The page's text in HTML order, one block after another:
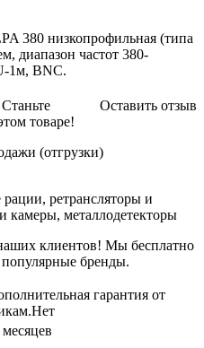
380 низкопрофильная (типа
диапазон частот 380-
1м, BNC.
Оставить отзыв
товаре!
(отгрузки)
ретрансляторы и
камеры, металлодетекторы
клиентов! Мы бесплатно
бренды.
гарантия от